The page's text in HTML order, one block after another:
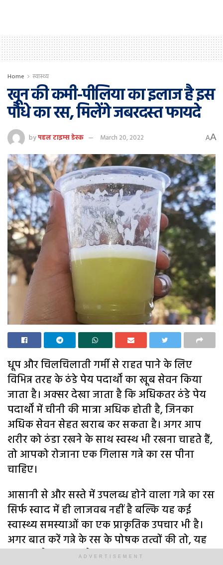
Home स्वास्थ्य
खून की कमी-पीलिया का इलाज है इस
पौधे का रस, मिलेंगे जबरदस्त फायदे
byपहल टाइम्स डेस्क March 20, 2022 AA
धूप और चिलचिलाती गर्मी से राहत पाने के लिए
विभिन्न तरह के ठंडे पेय पदार्थों का खूब सेवन किया
जाता है। अक्सर देखा जाता है कि अधिकतर ठंडे पेय
पदार्थों में चीनी की मात्रा अधिक होती है, जिनका
अधिक सेवन सेहत खराब कर सकता है। अगर आप
शरीर को ठंडा रखने के साथ स्वस्थ भी रखना चाहते हैं,
तो आपको रोजाना एक गिलास गन्ने का रस पीना
चाहिए।
आसानी से और सस्ते में उपलब्ध होने वाला गन्ने का रस
सिर्फ स्वाद में ही लाजवब नहीं है बल्कि यह कई
स्वास्थ्य समस्याओं का एक प्राकृतिक उपचार भी है।
अगर बात करें गन्ने के रस के पोषक तत्वों की तो, यह
आयरन, मैग्नीशियम, कैल्शियम और अन्य
ADVERTISEMENT